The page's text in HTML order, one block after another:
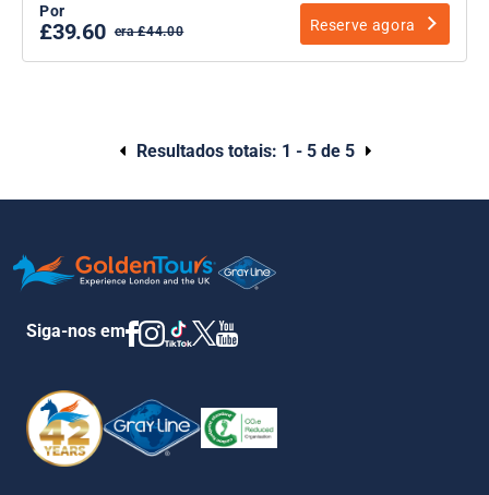
Por
£39.60 era £44.00 Reserve agora
Resultados totais: 1 - 5 de 5
Siga-nos em